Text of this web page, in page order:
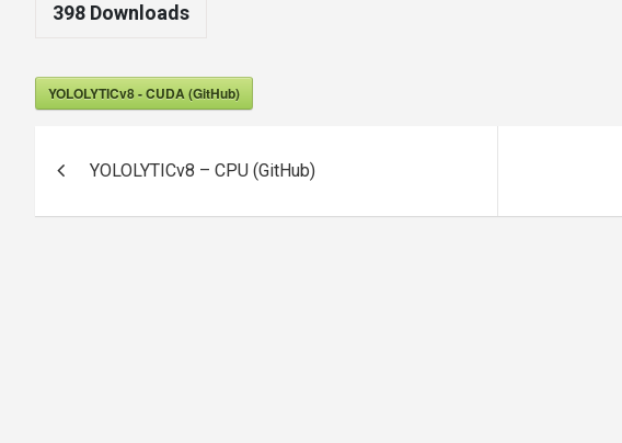
398 Downloads
YOLOLYTICv8 - CUDA (GitHub)
YOLOLYTICv8 – CPU (GitHub)